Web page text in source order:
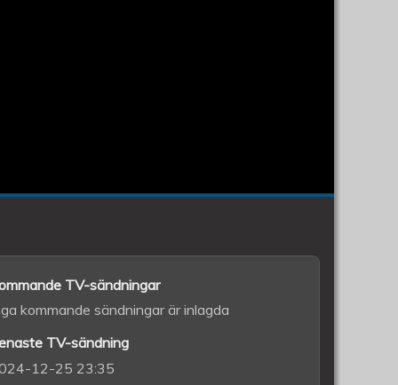
TV-sändningar
kommande sändningar är inlagda
TV-sändning
12-25 23:35